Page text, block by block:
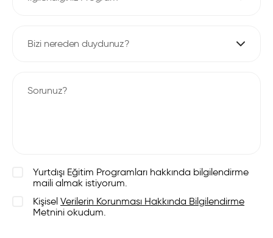
Bizi nereden duydunuz?
Yurtdışı Eğitim Programları hakkında bilgilendirme
maili almak istiyorum.
Kişisel Verilerin Korunması Hakkında Bilgilendirme
Metnini okudum.